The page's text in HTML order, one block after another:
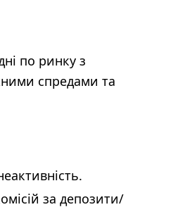
по ринку з
спредами та
за депозити/